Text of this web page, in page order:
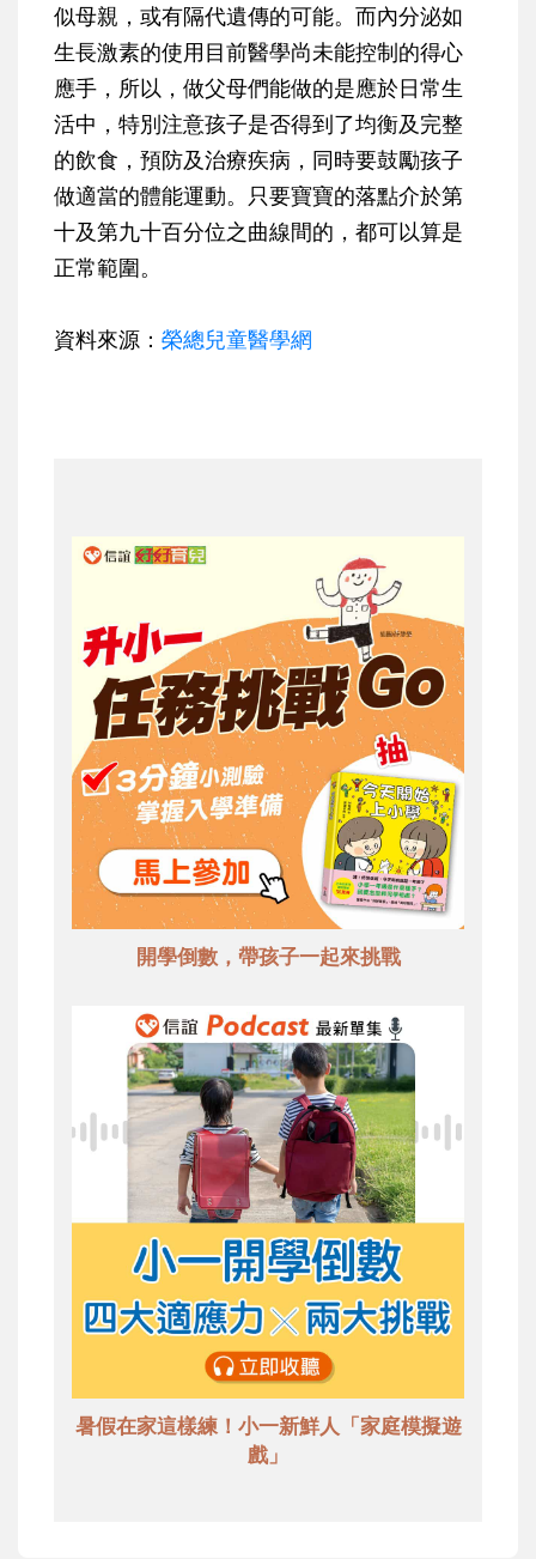
似母親，或有隔代遺傳的可能。而內分泌如
生長激素的使用目前醫學尚未能控制的得心
應手，所以，做父母們能做的是應於日常生
活中，特別注意孩子是否得到了均衡及完整
的飲食，預防及治療疾病，同時要鼓勵孩子
做適當的體能運動。 只要寶寶的落點介於第
十及第九十百分位之曲線間的，都可以算是
正常範圍。
資料來源： 榮總兒童醫學網
開學倒數，帶孩子一起來挑戰
暑假在家這樣練！小一新鮮人「家庭模擬遊
戲」